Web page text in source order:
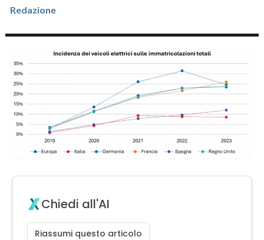
Redazione
Chiedi all'AI
Riassumi questo articolo